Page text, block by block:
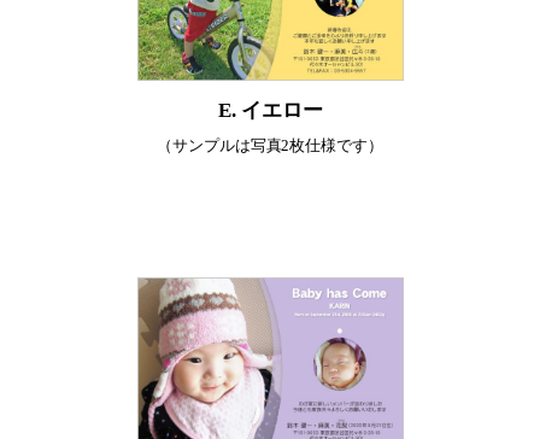
E. イエロー
（サンプルは写真2枚仕様です）